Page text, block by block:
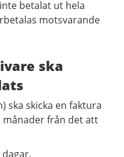
betalat ut hela
motsvarande
ska
ska skicka en faktura
från det att